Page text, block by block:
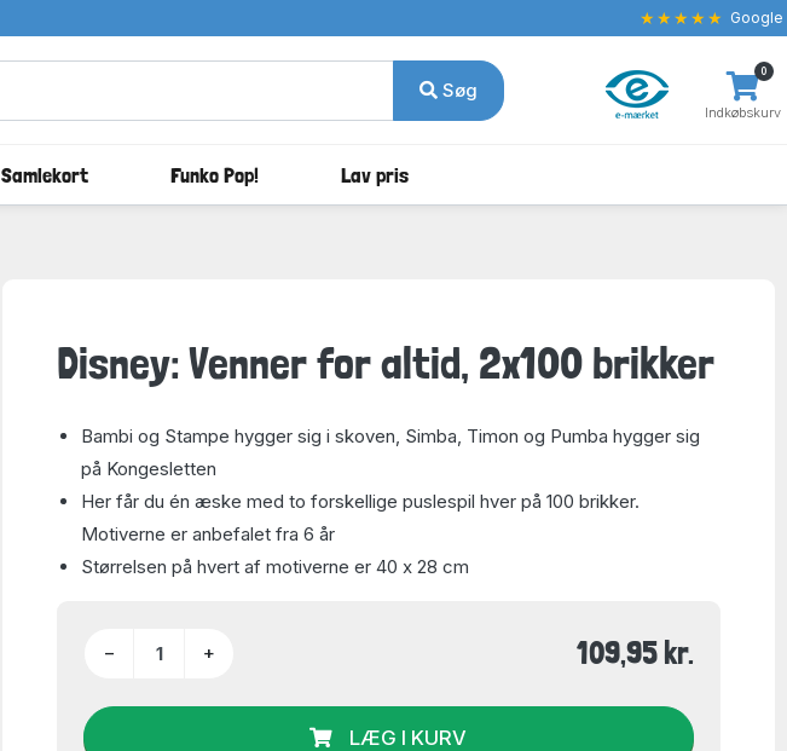
★★★★★ Google
Søg
Indkøbskurv
0
Samlekort Funko Pop! Lav pris
Disney: Venner for altid, 2x100 brikker
Bambi og Stampe hygger sig i skoven, Simba, Timon og Pumba hygger sig
på Kongesletten
Her får du én æske med to forskellige puslespil hver på 100 brikker.
Motiverne er anbefalet fra 6 år
Størrelsen på hvert af motiverne er 40 x 28 cm
− + 109,95 kr.
LÆG I KURV